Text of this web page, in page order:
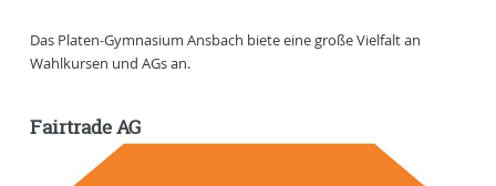
Das Platen-Gymnasium Ansbach biete eine große Vielfalt an
Wahlkursen und AGs an.
Fairtrade AG